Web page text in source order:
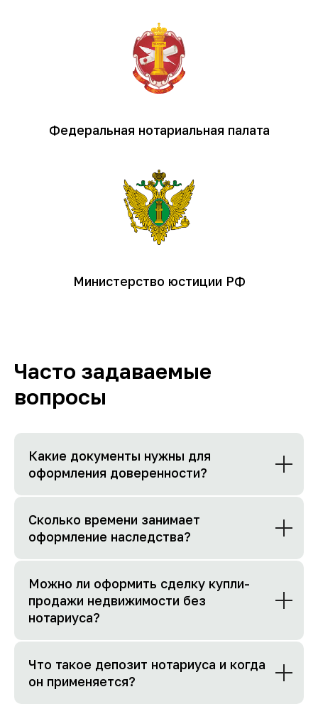
Федеральная нотариальная палата
Министерство юстиции РФ
Часто задаваемые
вопросы
Какие документы нужны для
оформления доверенности?
Сколько времени занимает
оформление наследства?
Можно ли оформить сделку купли-
продажи недвижимости без
нотариуса?
Что такое депозит нотариуса и когда
он применяется?